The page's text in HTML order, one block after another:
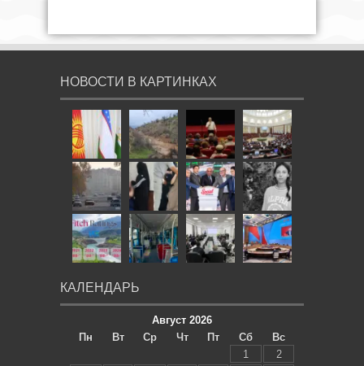
НОВОСТИ В КАРТИНКАХ
КАЛЕНДАРЬ
Август 2026
Пн
Вт Ср Чт Пт Сб
Вс
1
2